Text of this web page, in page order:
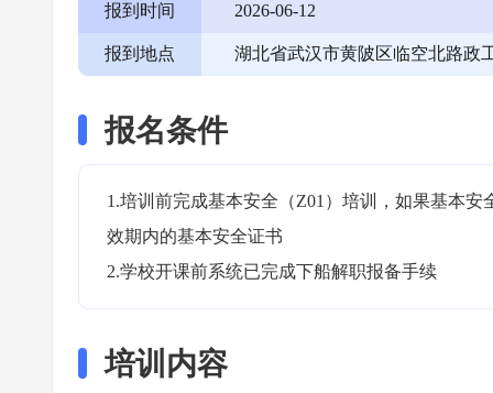
报到时间 2026-06-12
报到地点 湖北省武汉市黄陂区临空北路政
报名条件
1.培训前完成基本安全（Z01）培训，如果基本
效期内的基本安全证书
2.学校开课前系统已完成下船解职报备手续
培训内容